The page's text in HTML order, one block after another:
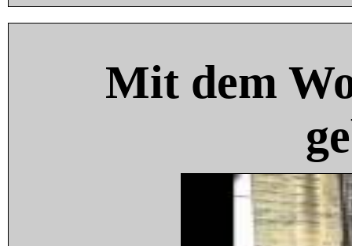
Mit dem